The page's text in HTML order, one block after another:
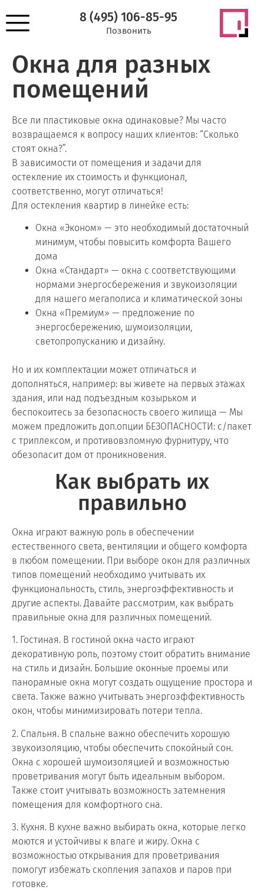
8 (495) 106-85-95
Позвонить
Окна для разных
помещений
Все ли пластиковые окна одинаковые? Мы часто
возвращаемся к вопросу наших клиентов: “Сколько
стоят окна?”.
В зависимости от помещения и задачи для
остекление их стоимость и функционал,
соответственно, могут отличаться!
Для остекления квартир в линейке есть:
Окна «Эконом» — это необходимый достаточный
минимум, чтобы повысить комфорта Вашего
дома
Окна «Стандарт» — окна с соответствующими
нормами энергосбережения и звукоизоляции
для нашего мегаполиса и климатической зоны
Окна «Премиум» — предложение по
энергосбережению, шумоизоляции,
светопропусканию и дизайну.
Но и их комплектации может отличаться и
дополняться, например: вы живете на первых этажах
здания, или над подъездным козырьком и
беспокоитесь за безопасность своего жилища — Мы
можем предложить доп.опции БЕЗОПАСНОСТИ: с/пакет
с триплексом, и противовзломную фурнитуру, что
обезопасит дом от проникновения.
Как выбрать их
правильно
Окна играют важную роль в обеспечении
естественного света, вентиляции и общего комфорта
в любом помещении. При выборе окон для различных
типов помещений необходимо учитывать их
функциональность, стиль, энергоэффективность и
другие аспекты. Давайте рассмотрим, как выбрать
правильные окна для различных помещений.
1. Гостиная. В гостиной окна часто играют
декоративную роль, поэтому стоит обратить внимание
на стиль и дизайн. Большие оконные проемы или
панорамные окна могут создать ощущение простора и
света. Также важно учитывать энергоэффективность
окон, чтобы минимизировать потери тепла.
2. Спальня. В спальне важно обеспечить хорошую
звукоизоляцию, чтобы обеспечить спокойный сон.
Окна с хорошей шумоизоляцией и возможностью
проветривания могут быть идеальным выбором.
Также стоит учитывать возможность затемнения
помещения для комфортного сна.
3. Кухня. В кухне важно выбирать окна, которые легко
моются и устойчивы к влаге и жиру. Окна с
возможностью открывания для проветривания
помогут избежать скопления запахов и паров при
готовке.